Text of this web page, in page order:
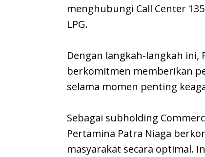
menghubungi Call Center
LPG.
Dengan langkah-langkah ini,
berkomitmen memberikan
selama momen penting
Sebagai subholding
Pertamina Patra Niaga
masyarakat secara optimal.